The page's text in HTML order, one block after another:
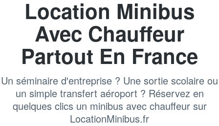
Location Minibus
Avec Chauffeur
Partout En France
Un séminaire d'entreprise ? Une sortie scolaire ou
un simple transfert aéroport ? Réservez en
quelques clics un minibus avec chauffeur sur
LocationMinibus.fr